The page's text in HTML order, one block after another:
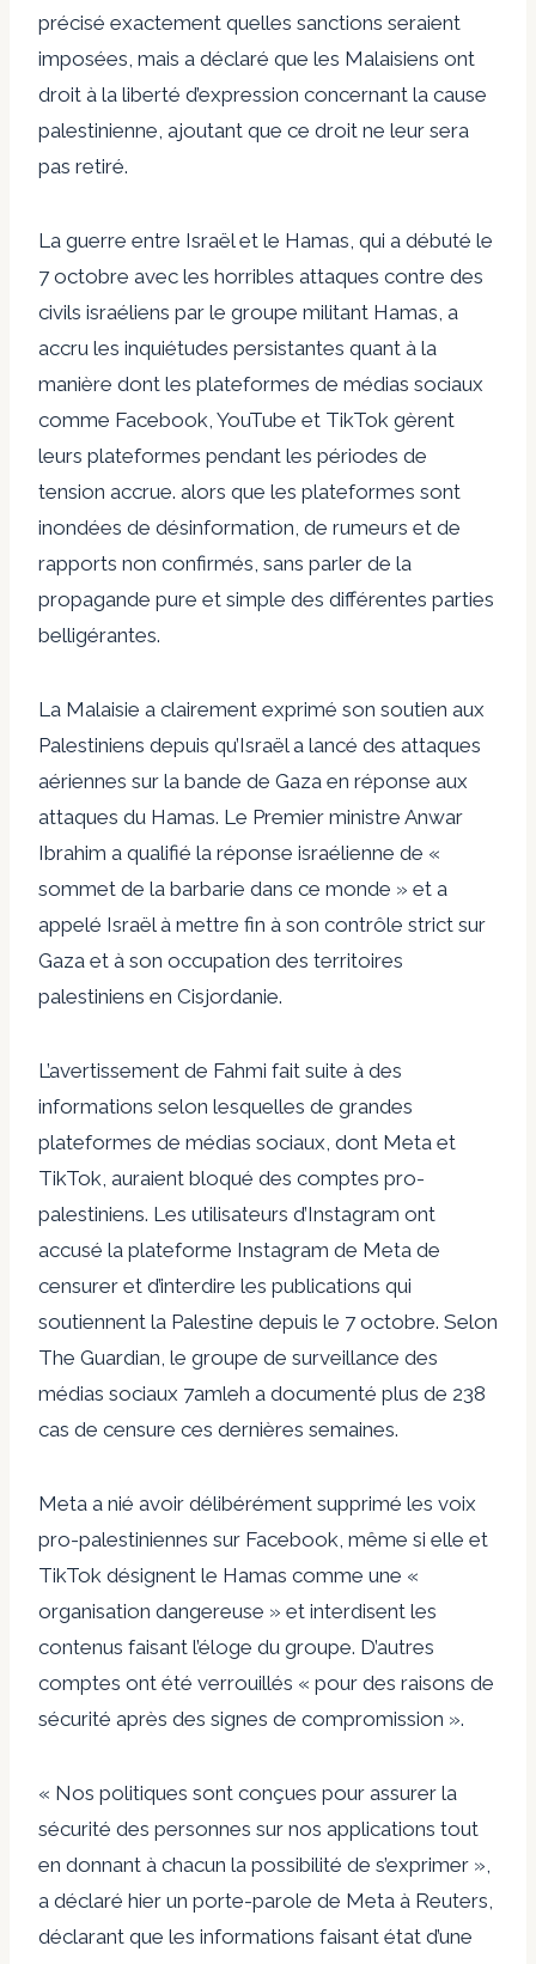
précisé exactement quelles sanctions seraient
imposées, mais a déclaré que les Malaisiens ont
droit à la liberté d’expression concernant la cause
palestinienne, ajoutant que ce droit ne leur sera
pas retiré.
La guerre entre Israël et le Hamas, qui a débuté le
7 octobre avec les horribles attaques contre des
civils israéliens par le groupe militant Hamas, a
accru les inquiétudes persistantes quant à la
manière dont les plateformes de médias sociaux
comme Facebook, YouTube et TikTok gèrent
leurs plateformes pendant les périodes de
tension accrue. alors que les plateformes sont
inondées de désinformation, de rumeurs et de
rapports non confirmés, sans parler de la
propagande pure et simple des différentes parties
belligérantes.
La Malaisie a clairement exprimé son soutien aux
Palestiniens depuis qu’Israël a lancé des attaques
aériennes sur la bande de Gaza en réponse aux
attaques du Hamas. Le Premier ministre Anwar
Ibrahim a qualifié la réponse israélienne de «
sommet de la barbarie dans ce monde » et a
appelé Israël à mettre fin à son contrôle strict sur
Gaza et à son occupation des territoires
palestiniens en Cisjordanie.
L’avertissement de Fahmi fait suite à des
informations selon lesquelles de grandes
plateformes de médias sociaux, dont Meta et
TikTok, auraient bloqué des comptes pro-
palestiniens. Les utilisateurs d’Instagram ont
accusé la plateforme Instagram de Meta de
censurer et d’interdire les publications qui
soutiennent la Palestine depuis le 7 octobre. Selon
The Guardian, le groupe de surveillance des
médias sociaux 7amleh a documenté plus de 238
cas de censure ces dernières semaines.
Meta a nié avoir délibérément supprimé les voix
pro-palestiniennes sur Facebook, même si elle et
TikTok désignent le Hamas comme une «
organisation dangereuse » et interdisent les
contenus faisant l’éloge du groupe. D’autres
comptes ont été verrouillés « pour des raisons de
sécurité après des signes de compromission ».
« Nos politiques sont conçues pour assurer la
sécurité des personnes sur nos applications tout
en donnant à chacun la possibilité de s’exprimer »,
a déclaré hier un porte-parole de Meta à Reuters,
déclarant que les informations faisant état d’une